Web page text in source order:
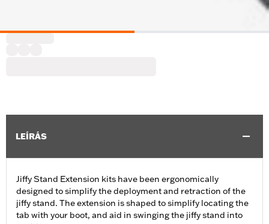
LEÍRÁS
Jiffy Stand Extension kits have been ergonomically
designed to simplify the deployment and retraction of the
jiffy stand. The extension is shaped to simplify locating the
tab with your boot, and aid in swinging the jiffy stand into